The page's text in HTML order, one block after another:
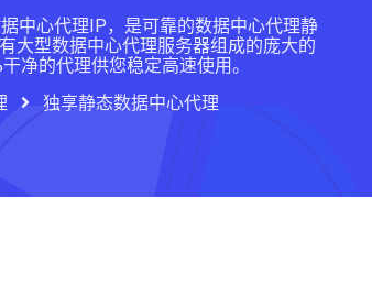
中心代理IP，是可靠的数据中心代理静
大型数据中心代理服务器组成的庞大的
净的代理供您稳定高速使用。
独享静态数据中心代理